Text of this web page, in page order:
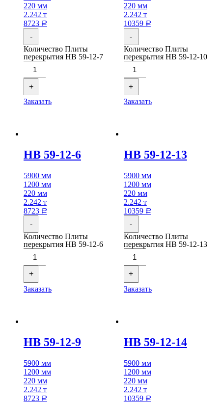
220 мм
2.242 т
8723 Р
-
Количество Плиты
перекрытия НВ 59-12-7
+
Заказать
220 мм
2.242 т
10359 Р
-
Количество Плиты
перекрытия НВ 59-12-10
+
Заказать
НВ 59-12-6
5900 мм
1200 мм
220 мм
2.242 т
8723 Р
-
Количество Плиты
перекрытия НВ 59-12-6
+
Заказать
НВ 59-12-13
5900 мм
1200 мм
220 мм
2.242 т
10359 Р
-
Количество Плиты
перекрытия НВ 59-12-13
+
Заказать
НВ 59-12-9
5900 мм
1200 мм
220 мм
2.242 т
8723 Р
НВ 59-12-14
5900 мм
1200 мм
220 мм
2.242 т
10359 Р